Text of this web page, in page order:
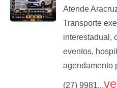
Atende
Transporte
interestadual,
eventos,
agendamento
(27) 9981...